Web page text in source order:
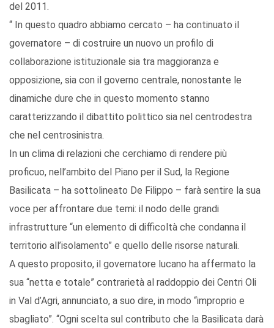
del 2011.
“ In questo quadro abbiamo cercato – ha continuato il
governatore – di costruire un nuovo un profilo di
collaborazione istituzionale sia tra maggioranza e
opposizione, sia con il governo centrale, nonostante le
dinamiche dure che in questo momento stanno
caratterizzando il dibattito polittico sia nel centrodestra
che nel centrosinistra.
In un clima di relazioni che cerchiamo di rendere più
proficuo, nell’ambito del Piano per il Sud, la Regione
Basilicata – ha sottolineato De Filippo – farà sentire la sua
voce per affrontare due temi: il nodo delle grandi
infrastrutture “un elemento di difficoltà che condanna il
territorio all’isolamento” e quello delle risorse naturali.
A questo proposito, il governatore lucano ha affermato la
sua “netta e totale” contrarietà al raddoppio dei Centri Oli
in Val d’Agri, annunciato, a suo dire, in modo “improprio e
sbagliato”. “Ogni scelta sul contributo che la Basilicata darà